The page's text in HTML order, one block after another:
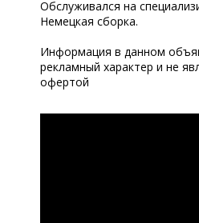
Обслуживался на
Немецкая сборка.
Информация в данном
рекламный характер и не
офертой